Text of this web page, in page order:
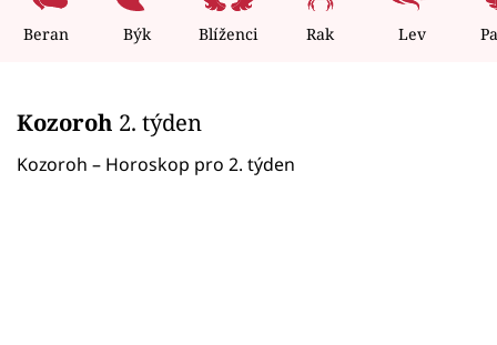
Celebrity
Seriály
Beran Býk Blíženci Rak Lev
Kozoroh 2. týden
Kozoroh – Horoskop pro 2. týden